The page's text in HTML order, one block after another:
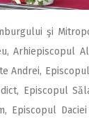
şi
Arhi­episcopul
Andrei,
Episcopul
Episcopul